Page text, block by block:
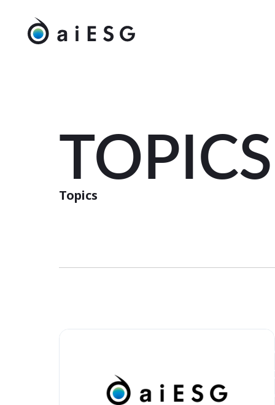
TOPICS
Topics